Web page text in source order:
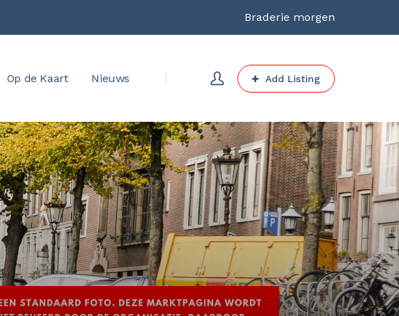
Braderie morgen
Op de Kaart Nieuws Add Listing